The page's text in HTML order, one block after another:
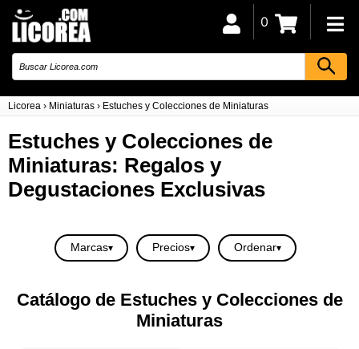
Licorea › Miniaturas › Estuches y Colecciones de Miniaturas
0
Estuches y Colecciones de
Miniaturas: Regalos y
Degustaciones Exclusivas
Marcas Precios Ordenar
Catálogo de Estuches y Colecciones de
Miniaturas